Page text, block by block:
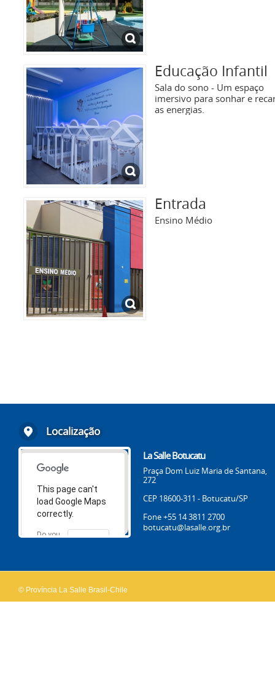
Educação Infantil
Sala do sono - Um espaço
imersivo para sonhar e
as energias.
Entrada
Ensino Médio
Localização
This page can't
load Google Maps
correctly.
Do you
OK
La Salle Botucatu
Praça Dom Luiz Maria de Santana,
272
CEP 18600-311 - Botucatu/SP
Fone +55 14 3811 2700
botucatu@lasalle.org.br
© Província La Salle Brasil-Chile